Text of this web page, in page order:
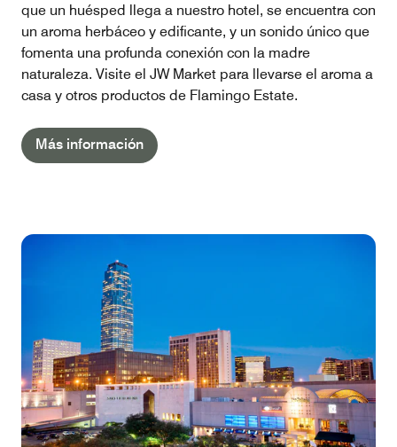
que un huésped llega a nuestro hotel, se encuentra con
un aroma herbáceo y edificante, y un sonido único que
fomenta una profunda conexión con la madre
naturaleza. Visite el JW Market para llevarse el aroma a
casa y otros productos de Flamingo Estate.
Más información